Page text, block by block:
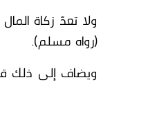
ولا تعدّ زكاة المال
(رواه مسلم).
ويضاف إلى ذلك